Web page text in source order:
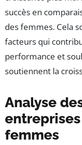
succès en
des femmes. Cela
facteurs qui
performance et
soutiennent la
Analyse
femmes